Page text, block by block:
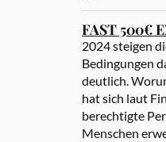
FAST 500€
2024 steigen
Bedingungen
deutlich.
hat sich laut
berechtigte
Menschen